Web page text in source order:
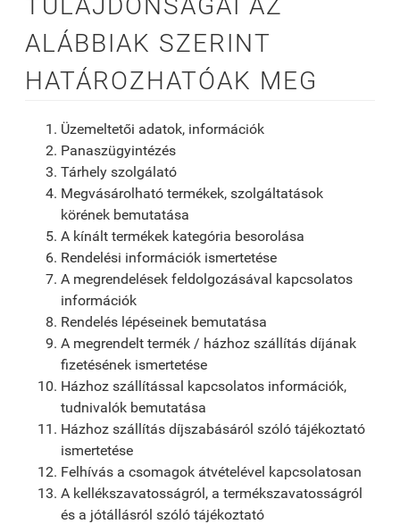
ALÁBBIAK SZERINT
HATÁROZHATÓAK MEG
Üzemeltetői adatok, információk
Panaszügyintézés
Tárhely szolgálató
Megvásárolható termékek, szolgáltatások
körének bemutatása
A kínált termékek kategória besorolása
Rendelési információk ismertetése
A megrendelések feldolgozásával kapcsolatos
információk
Rendelés lépéseinek bemutatása
A megrendelt termék / házhoz szállítás díjának
fizetésének ismertetése
Házhoz szállítással kapcsolatos információk,
tudnivalók bemutatása
Házhoz szállítás díjszabásáról szóló tájékoztató
ismertetése
Felhívás a csomagok átvételével kapcsolatosan
A kellékszavatosságról, a termékszavatosságról
és a jótállásról szóló tájékoztató